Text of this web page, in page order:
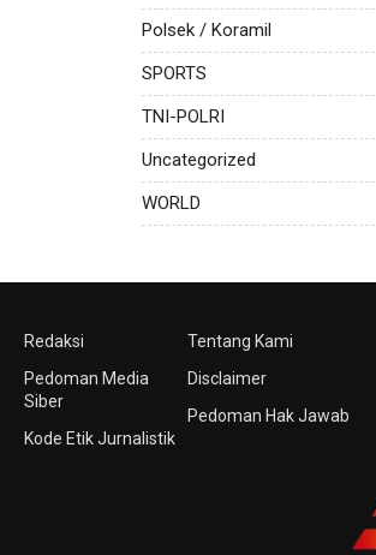
Polsek / Koramil
SPORTS
TNI-POLRI
Uncategorized
WORLD
Redaksi
Pedoman Media
Siber
Kode Etik Jurnalistik
Tentang Kami
Disclaimer
Pedoman Hak Jawab